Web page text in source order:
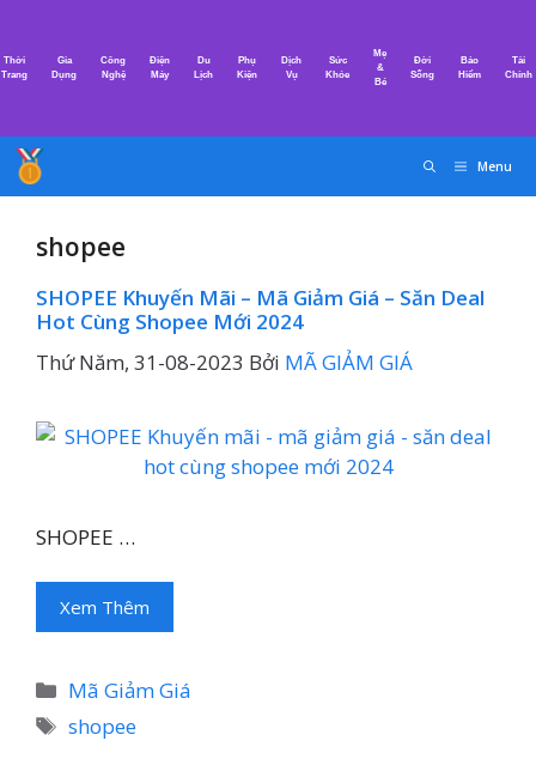
nội
Thời
Trang
Gia
Dụng
Công
Nghệ
Điện
Máy
Du
Lịch
Phụ
Kiện
Dịch
Vụ
Sức
Khỏe
Mẹ
&
Bé
Đời
Sống
Bảo
Hiểm
Tài
Chính
Menu
shopee
SHOPEE Khuyến Mãi – Mã Giảm Giá – Săn Deal
Hot Cùng Shopee Mới 2024
Thứ Năm, 31-08-2023 Bởi MÃ GIẢM GIÁ
SHOPEE …
Xem Thêm
Danh
mục
Mã Giảm Giá
Thẻ
shopee